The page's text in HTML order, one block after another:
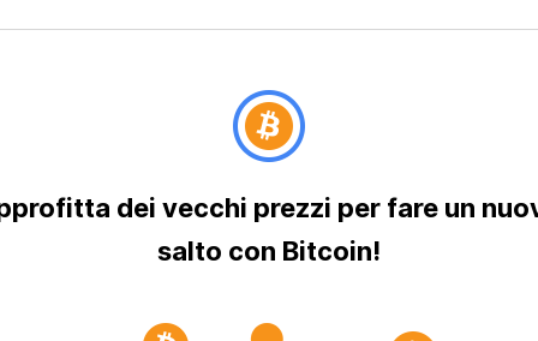
dei vecchi prezzi per fare un
salto con Bitcoin!